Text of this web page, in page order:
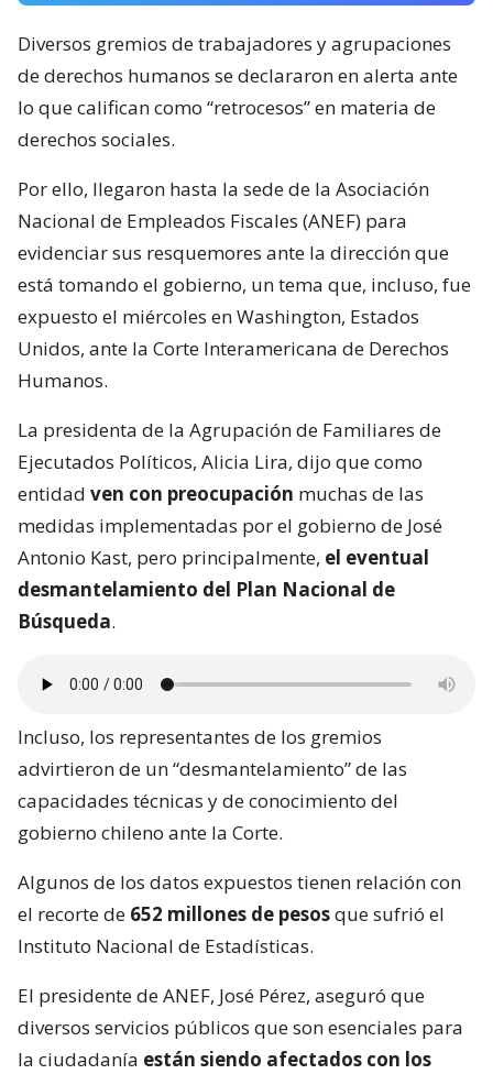
Diversos gremios de trabajadores y agrupaciones
de derechos humanos se declararon en alerta ante
lo que califican como “retrocesos” en materia de
derechos sociales.
Por ello, llegaron hasta la sede de la Asociación
Nacional de Empleados Fiscales (ANEF) para
evidenciar sus resquemores ante la dirección que
está tomando el gobierno, un tema que, incluso, fue
expuesto el miércoles en Washington, Estados
Unidos, ante la Corte Interamericana de Derechos
Humanos.
La presidenta de la Agrupación de Familiares de
Ejecutados Políticos, Alicia Lira, dijo que como
entidad ven con preocupación muchas de las
medidas implementadas por el gobierno de José
Antonio Kast, pero principalmente, el eventual
desmantelamiento del Plan Nacional de
Búsqueda.
Incluso, los representantes de los gremios
advirtieron de un “desmantelamiento” de las
capacidades técnicas y de conocimiento del
gobierno chileno ante la Corte.
Algunos de los datos expuestos tienen relación con
el recorte de 652 millones de pesosque sufrió el
Instituto Nacional de Estadísticas.
El presidente de ANEF, José Pérez, aseguró que
diversos servicios públicos que son esenciales para
la ciudadanía están siendo afectados con los